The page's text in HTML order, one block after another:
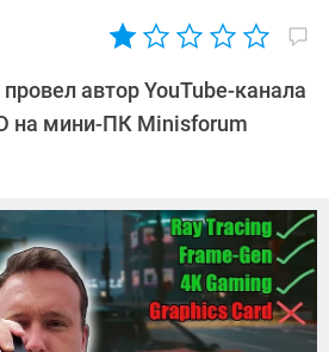
автор YouTube-канала
на мини-ПК Minisforum